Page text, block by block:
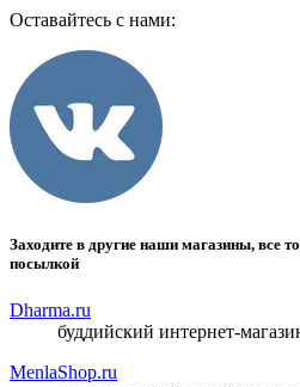
Оставайтесь с нами:
Заходите в другие наши магазины, все
посылкой
Dharma.ru
буддийский интернет-
MenlaShop.ru